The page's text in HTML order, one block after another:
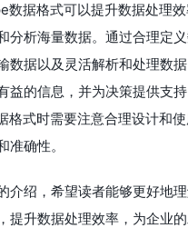
数据格式可以提升数据处理
分析海量数据。通过合理定
数据以及灵活解析和处理数
益的信息，并为决策提供支
格式时需要注意合理设计和
准确性。
介绍，希望读者能够更好地
提升数据处理效率，为企业